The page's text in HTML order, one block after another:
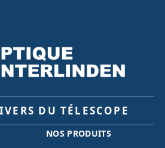
DU TÉLESCOPE
NOS PRODUITS